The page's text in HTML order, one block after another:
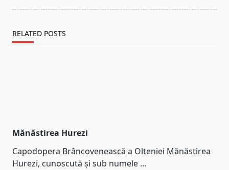
RELATED POSTS
Mănăstirea Hurezi
Capodopera Brâncovenească a Olteniei Mănăstirea
Hurezi, cunoscută și sub numele ...